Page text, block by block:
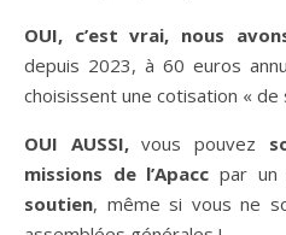
OUI, c’est vrai, nous
depuis 2023, à 60 euros
choisissent une cotisation « de
OUI AUSSI,vous pouvez
missions de l’Apacc par un
soutien, même si vous ne